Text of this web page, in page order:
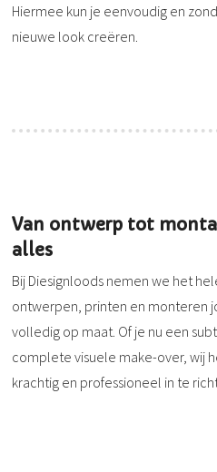
Hiermee kun je eenvoudig en
nieuwe look creëren.
Van ontwerp tot
alles
Bij Diesignloods nemen we het
ontwerpen, printen en monteren
volledig op maat. Of je nu een
complete visuele make-over, wij
krachtig en professioneel in te